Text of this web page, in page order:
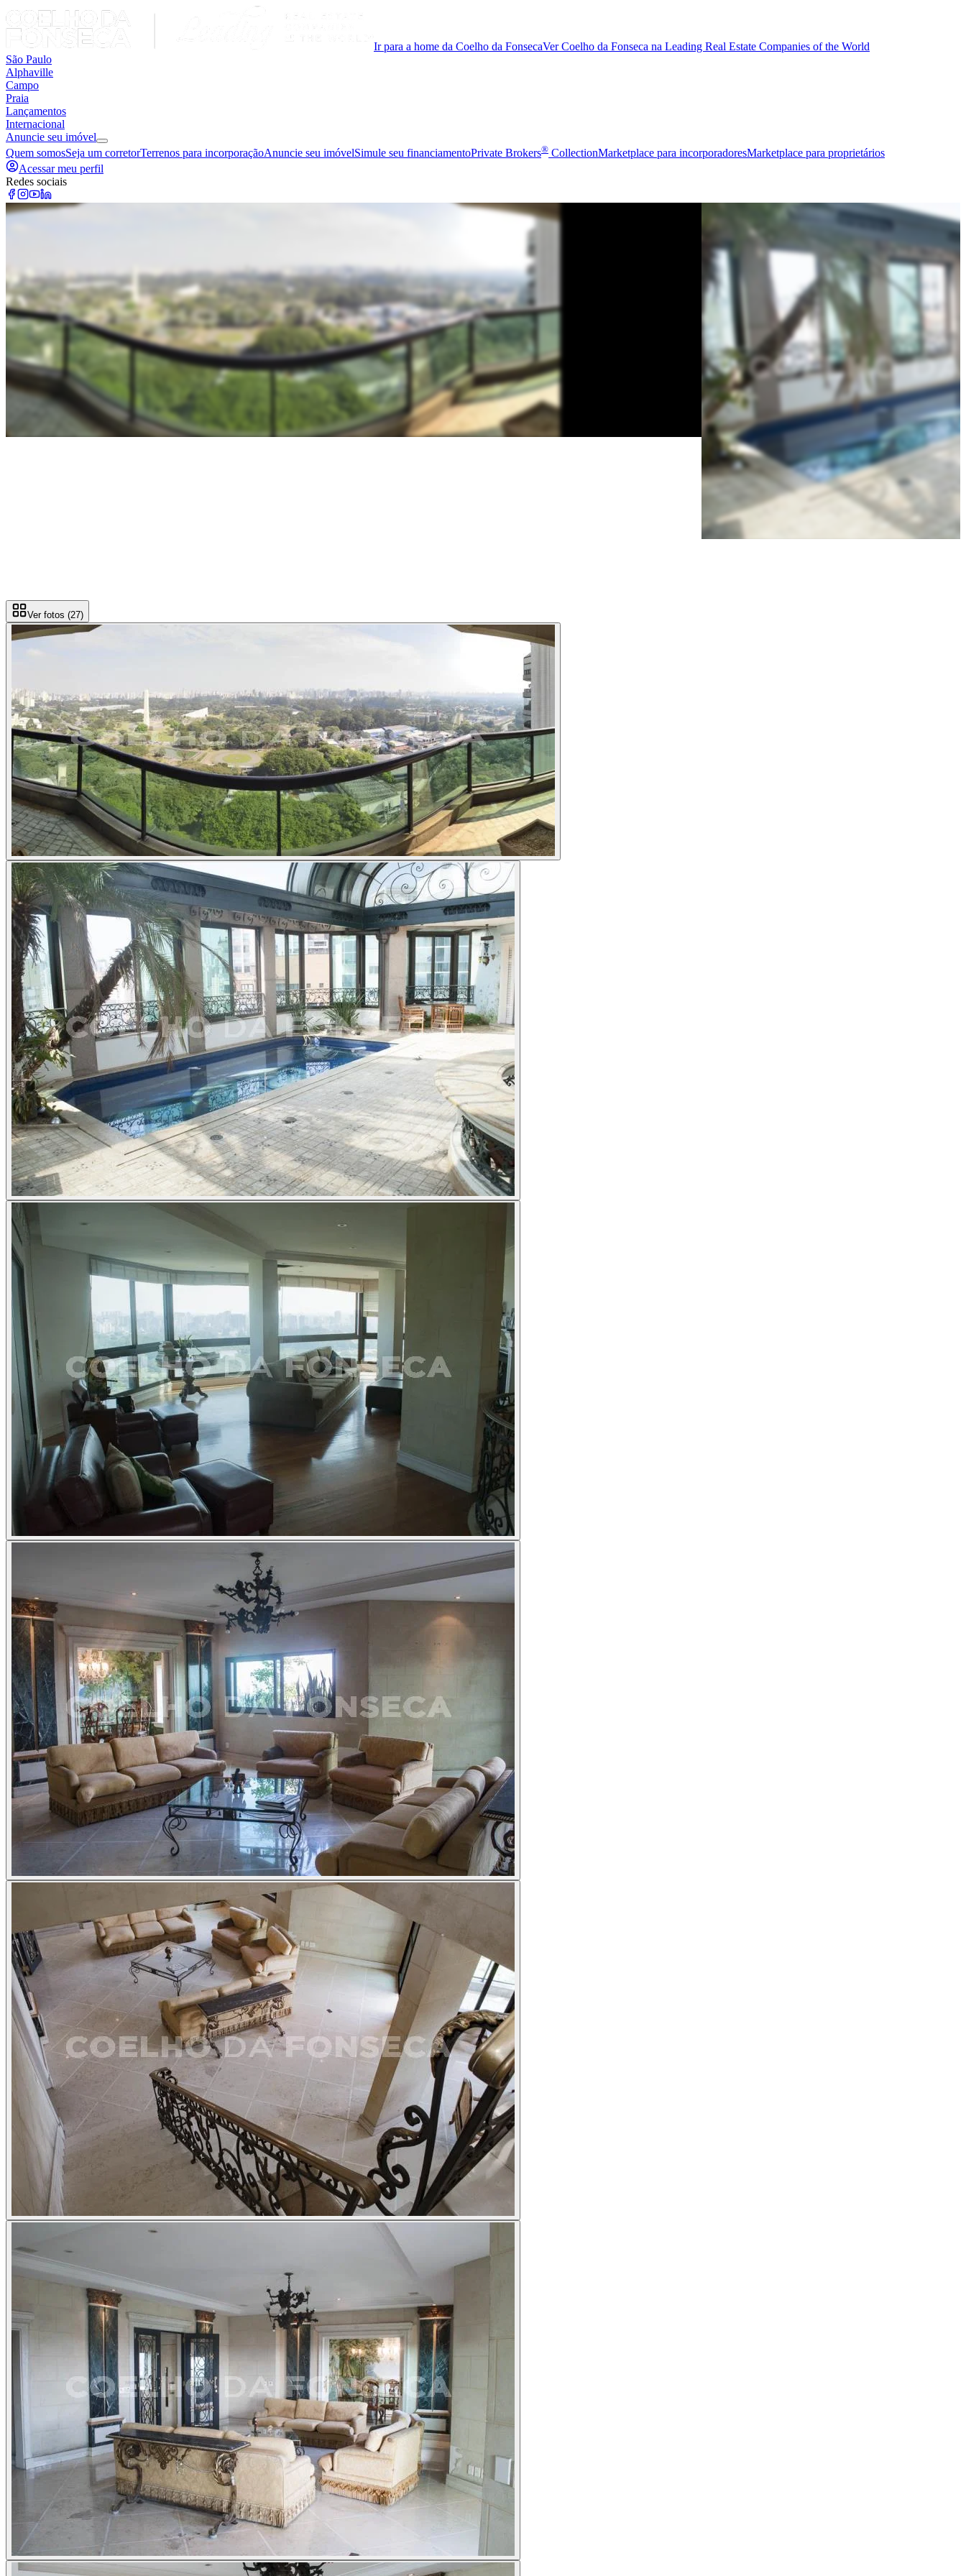
Ir para a home da Coelho da FonsecaVer Coelho da Fonseca na Leading Real Estate Companies of the World
São Paulo
Alphaville
Campo
Praia
Lançamentos
Internacional
Anuncie seu imóvel
Quem somosSeja um corretorTerrenos para incorporaçãoAnuncie seu imóvelSimule seu financiamentoPrivate Brokers® CollectionMarketplace para incorporadoresMarketplace para proprietários
Acessar meu perfil
Redes sociais
Ver fotos (27)